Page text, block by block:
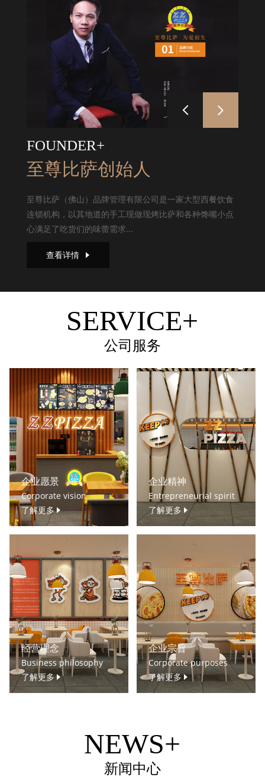
FOUNDER+
至尊比萨创始人
至尊比萨（佛山）品牌管理有限公司是一家大型西餐饮食
连锁机构，以其地道的手工现做现烤比萨和各种馋嘴小点
心满足了吃货们的味蕾需求...
查看详情
SERVICE+
公司服务
企业愿景
Corporate vision
了解更多
企业精神
Entrepreneurial spirit
了解更多
经营理念
Business philosophy
了解更多
企业宗旨
Corporate purposes
了解更多
NEWS+
新闻中心